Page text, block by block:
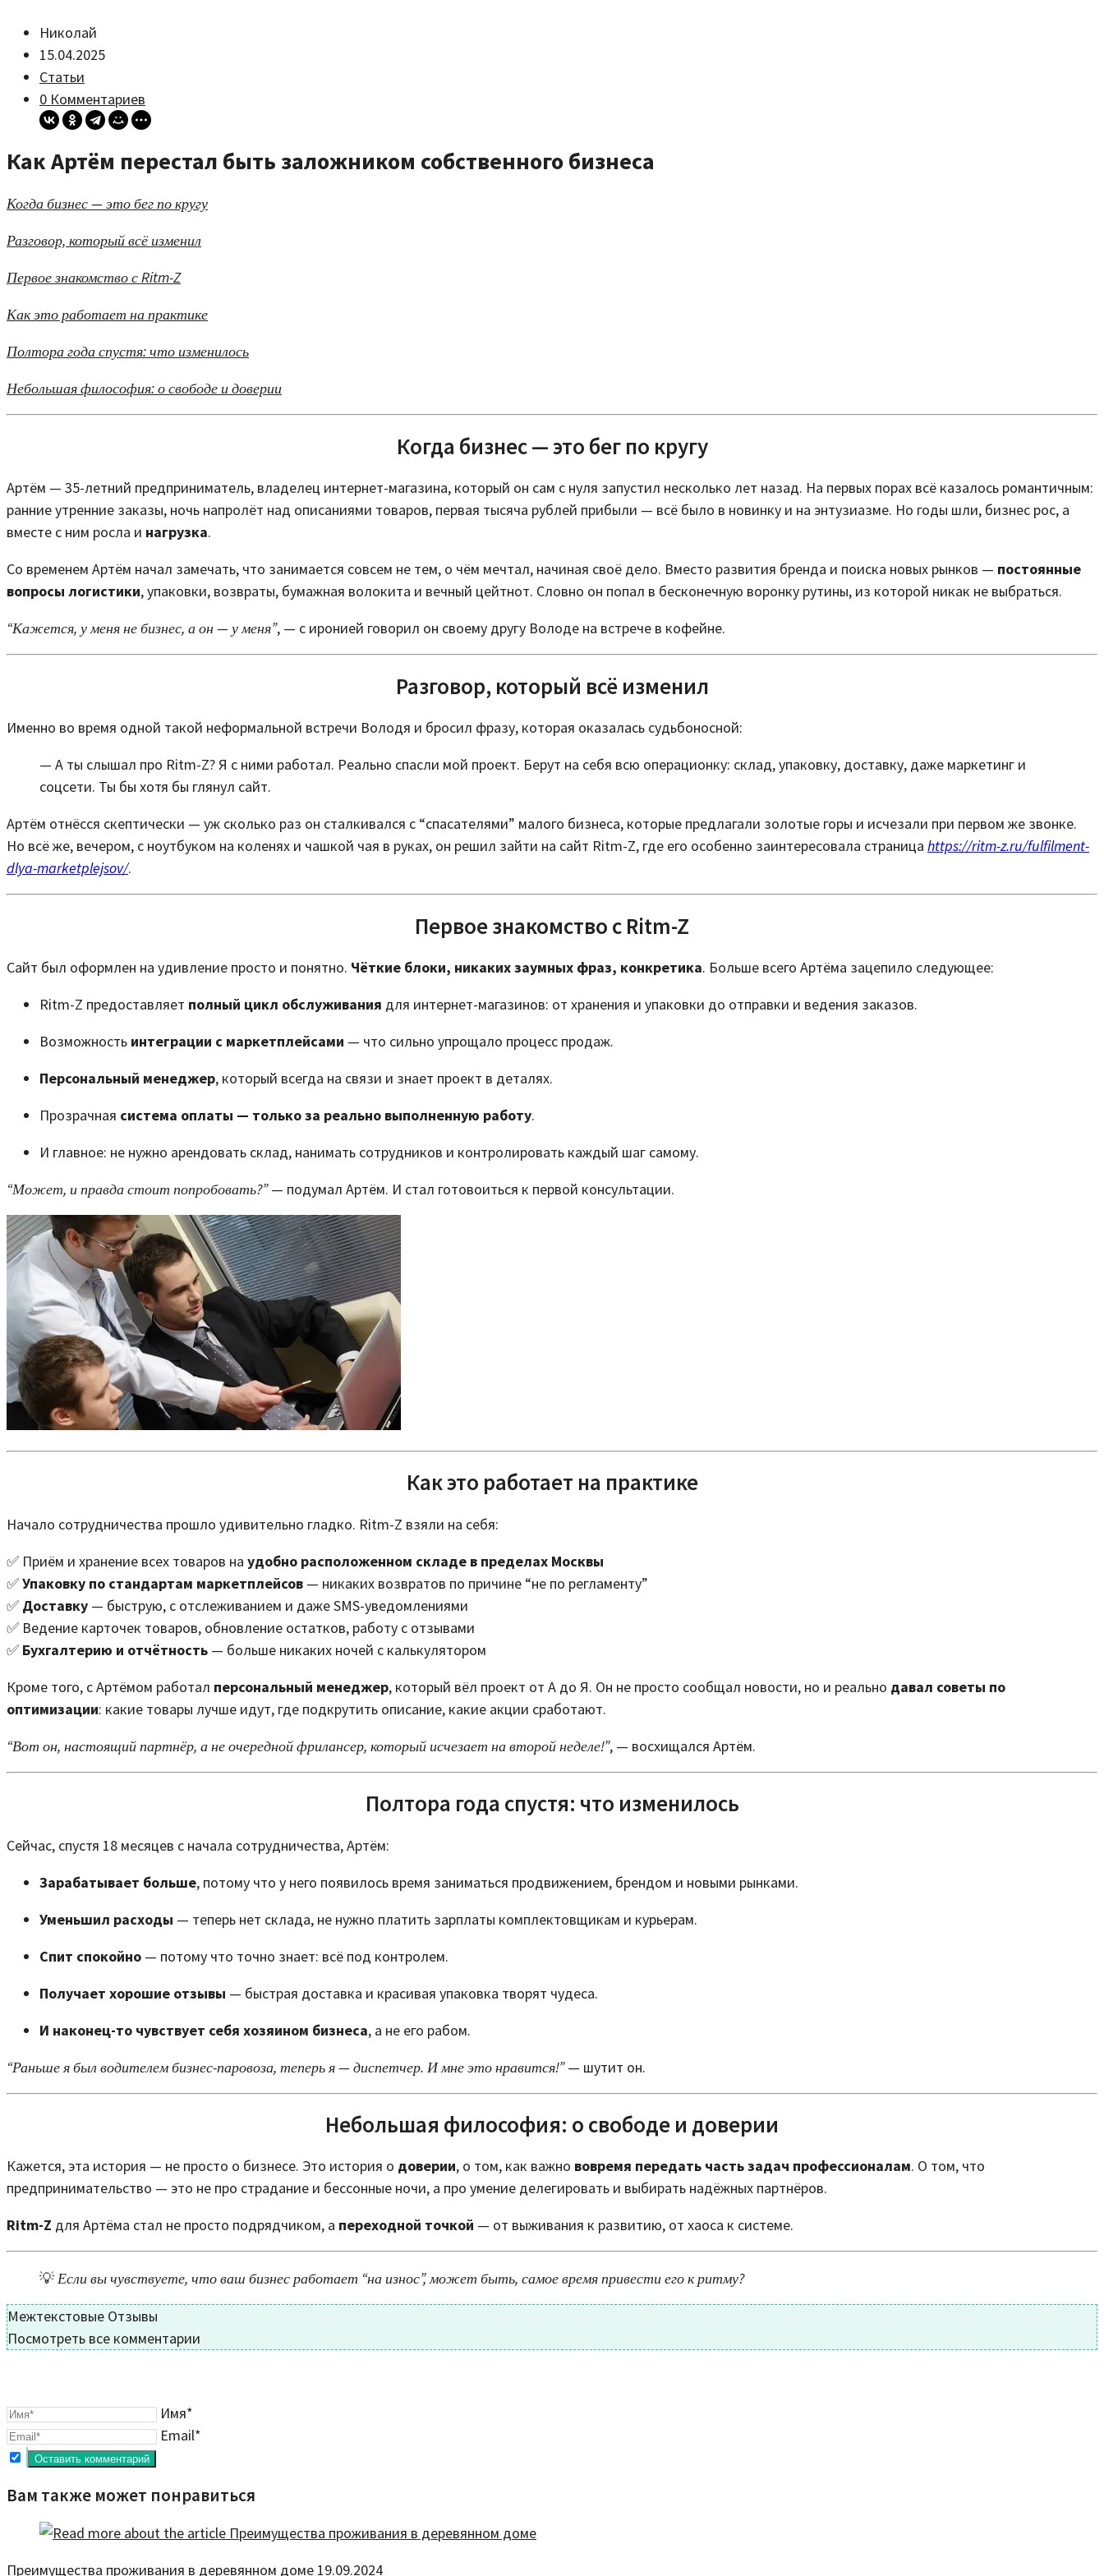
Николай
15.04.2025
Статьи
0 Комментариев
Как Артём перестал быть заложником собственного бизнеса
Когда бизнес — это бег по кругу
Разговор, который всё изменил
Первое знакомство с Ritm-Z
Как это работает на практике
Полтора года спустя: что изменилось
Небольшая философия: о свободе и доверии
Когда бизнес — это бег по кругу
Артём — 35-летний предприниматель, владелец интернет-магазина, который он сам с нуля запустил несколько лет назад. На первых порах всё казалось романтичным:
ранние утренние заказы, ночь напролёт над описаниями товаров, первая тысяча рублей прибыли — всё было в новинку и на энтузиазме. Но годы шли, бизнес рос, а
вместе с ним росла и нагрузка.
Со временем Артём начал замечать, что занимается совсем не тем, о чём мечтал, начиная своё дело. Вместо развития бренда и поиска новых рынков — постоянные
вопросы логистики, упаковки, возвраты, бумажная волокита и вечный цейтнот. Словно он попал в бесконечную воронку рутины, из которой никак не выбраться.
“Кажется, у меня не бизнес, а он — у меня”, — с иронией говорил он своему другу Володе на встрече в кофейне.
Разговор, который всё изменил
Именно во время одной такой неформальной встречи Володя и бросил фразу, которая оказалась судьбоносной:
— А ты слышал про Ritm-Z? Я с ними работал. Реально спасли мой проект. Берут на себя всю операционку: склад, упаковку, доставку, даже маркетинг и
соцсети. Ты бы хотя бы глянул сайт.
Артём отнёсся скептически — уж сколько раз он сталкивался с “спасателями” малого бизнеса, которые предлагали золотые горы и исчезали при первом же звонке.
Но всё же, вечером, с ноутбуком на коленях и чашкой чая в руках, он решил зайти на сайт Ritm-Z, где его особенно заинтересовала страница https://ritm-z.ru/fulfilment-
dlya-marketplejsov/.
Первое знакомство с Ritm-Z
Сайт был оформлен на удивление просто и понятно. Чёткие блоки, никаких заумных фраз, конкретика. Больше всего Артёма зацепило следующее:
Ritm-Z предоставляет полный цикл обслуживания для интернет-магазинов: от хранения и упаковки до отправки и ведения заказов.
Возможность интеграции с маркетплейсами — что сильно упрощало процесс продаж.
Персональный менеджер, который всегда на связи и знает проект в деталях.
Прозрачная система оплаты — только за реально выполненную работу.
И главное: не нужно арендовать склад, нанимать сотрудников и контролировать каждый шаг самому.
“Может, и правда стоит попробовать?”— подумал Артём. И стал готовоиться к первой консультации.
Как это работает на практике
Начало сотрудничества прошло удивительно гладко. Ritm-Z взяли на себя:
✅ Приём и хранение всех товаров на удобно расположенном складе в пределах Москвы
✅Упаковку по стандартам маркетплейсов — никаких возвратов по причине “не по регламенту”
✅ Доставку — быструю, с отслеживанием и даже SMS-уведомлениями
✅ Ведение карточек товаров, обновление остатков, работу с отзывами
✅ Бухгалтерию и отчётность — больше никаких ночей с калькулятором
Кроме того, с Артёмом работал персональный менеджер, который вёл проект от А до Я. Он не просто сообщал новости, но и реально давал советы по
оптимизации: какие товары лучше идут, где подкрутить описание, какие акции сработают.
“Вот он, настоящий партнёр, а не очередной фрилансер, который исчезает на второй неделе!”, — восхищался Артём.
Полтора года спустя: что изменилось
Сейчас, спустя 18 месяцев с начала сотрудничества, Артём:
Зарабатывает больше, потому что у него появилось время заниматься продвижением, брендом и новыми рынками.
Уменьшил расходы — теперь нет склада, не нужно платить зарплаты комплектовщикам и курьерам.
Спит спокойно — потому что точно знает: всё под контролем.
Получает хорошие отзывы — быстрая доставка и красивая упаковка творят чудеса.
И наконец-то чувствует себя хозяином бизнеса, а не его рабом.
“Раньше я был водителем бизнес-паровоза, теперь я — диспетчер. И мне это нравится!”— шутит он.
Небольшая философия: о свободе и доверии
Кажется, эта история — не просто о бизнесе. Это история о доверии, о том, как важно вовремя передать часть задач профессионалам. О том, что
предпринимательство — это не про страдание и бессонные ночи, а про умение делегировать и выбирать надёжных партнёров.
Ritm-Z для Артёма стал не просто подрядчиком, а переходной точкой — от выживания к развитию, от хаоса к системе.
💡Если вы чувствуете, что ваш бизнес работает “на износ”, может быть, самое время привести его к ритму?
Межтекстовые Отзывы
Посмотреть все комментарии
Имя*
Email*
Вам также может понравиться
Преимущества проживания в деревянном доме 19.09.2024